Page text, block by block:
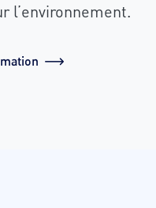
l’environnement.